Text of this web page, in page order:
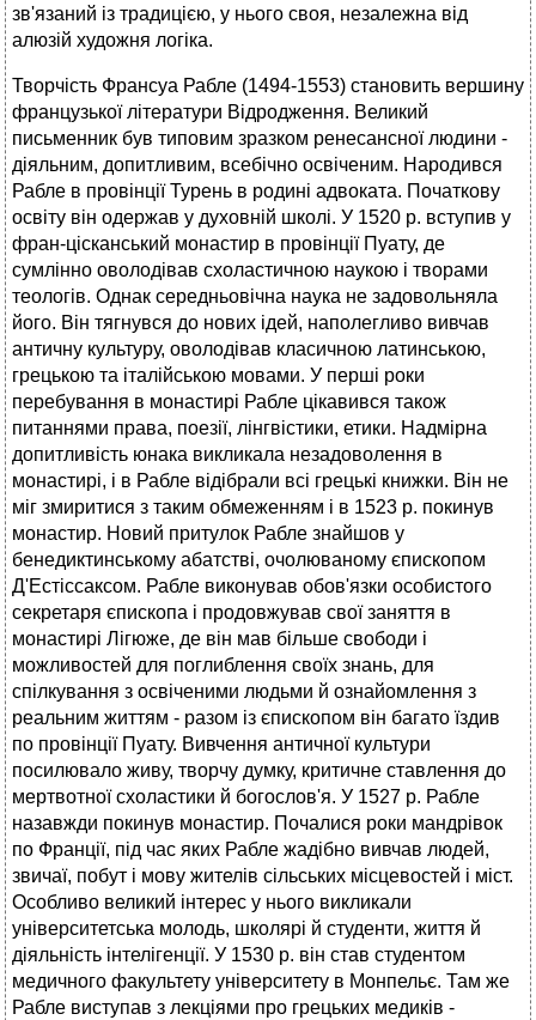
зв'язаний із традицією, у нього своя, незалежна від
алюзій художня логіка.
Творчість Франсуа Рабле (1494-1553) становить вершину
французької літератури Відродження. Великий
письменник був типовим зразком ренесансної людини -
діяльним, допитливим, всебічно освіченим. Народився
Рабле в провінції Турень в родині адвоката. Початкову
освіту він одержав у духовній школі. У 1520 р. вступив у
фран-цісканський монастир в провінції Пуату, де
сумлінно оволодівав схоластичною наукою і творами
теологів. Однак середньовічна наука не задовольняла
його. Він тягнувся до нових ідей, наполегливо вивчав
античну культуру, оволодівав класичною латинською,
грецькою та італійською мовами. У перші роки
перебування в монастирі Рабле цікавився також
питаннями права, поезії, лінгвістики, етики. Надмірна
допитливість юнака викликала незадоволення в
монастирі, і в Рабле відібрали всі грецькі книжки. Він не
міг змиритися з таким обмеженням і в 1523 р. покинув
монастир. Новий притулок Рабле знайшов у
бенедиктинському абатстві, очолюваному єпископом
Д'Естіссаксом. Рабле виконував обов'язки особистого
секретаря єпископа і продовжував свої заняття в
монастирі Лігюже, де він мав більше свободи і
можливостей для поглиблення своїх знань, для
спілкування з освіченими людьми й ознайомлення з
реальним життям - разом із єпископом він багато їздив
по провінції Пуату. Вивчення античної культури
посилювало живу, творчу думку, критичне ставлення до
мертвотної схоластики й богослов'я. У 1527 р. Рабле
назавжди покинув монастир. Почалися роки мандрівок
по Франції, під час яких Рабле жадібно вивчав людей,
звичаї, побут і мову жителів сільських місцевостей і міст.
Особливо великий інтерес у нього викликали
університетська молодь, школярі й студенти, життя й
діяльність інтелігенції. У 1530 р. він став студентом
медичного факультету університету в Монпельє. Там же
Рабле виступав з лекціями про грецьких медиків -